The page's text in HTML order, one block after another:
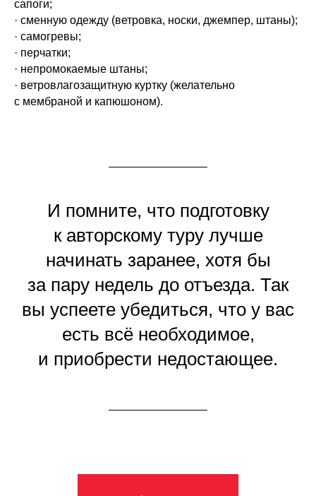
сапоги;
· сменную одежду (ветровка, носки, джемпер, штаны);
· самогревы;
· перчатки;
· непромокаемые штаны;
· ветровлагозащитную куртку (желательно
с мембраной и капюшоном).
И помните, что подготовку
к авторскому туру лучше
начинать заранее, хотя бы
за пару недель до отъезда. Так
вы успеете убедиться, что у вас
есть всё необходимое,
и приобрести недостающее.